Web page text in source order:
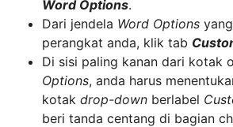
Word Options.
Dari jendela Word Options
perangkat anda, klik tab
Di sisi paling kanan dari kotak
Options, anda harus
kotak drop-down berlabel
beri tanda centang di bagian